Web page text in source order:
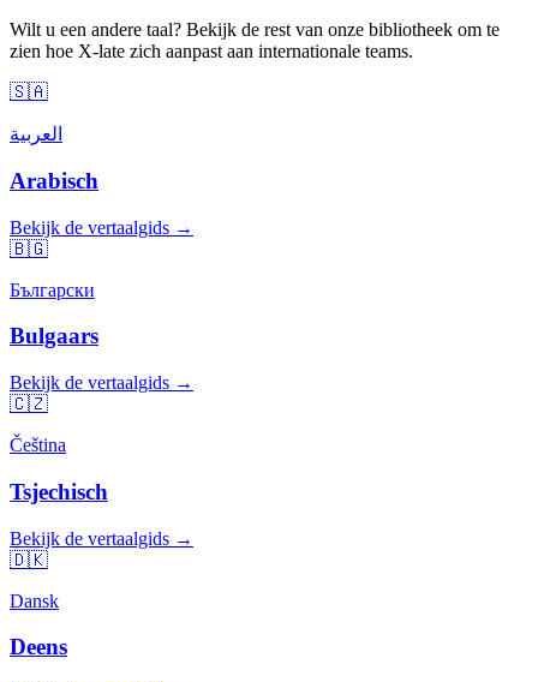
Wilt u een andere taal? Bekijk de rest van onze bibliotheek om te
zien hoe X-late zich aanpast aan internationale teams.
🇸🇦
العربية
Arabisch
Bekijk de vertaalgids →
🇧🇬
Български
Bulgaars
Bekijk de vertaalgids →
🇨🇿
Čeština
Tsjechisch
Bekijk de vertaalgids →
🇩🇰
Dansk
Deens